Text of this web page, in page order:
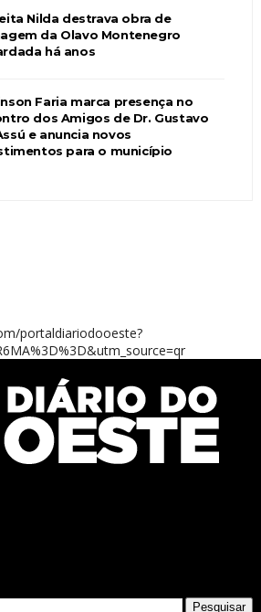
Nilda destrava obra de
da Olavo Montenegro
há anos
Faria marca presença no
dos Amigos de Dr. Gustavo
e anuncia novos
para o município
portaldiariodooeste?